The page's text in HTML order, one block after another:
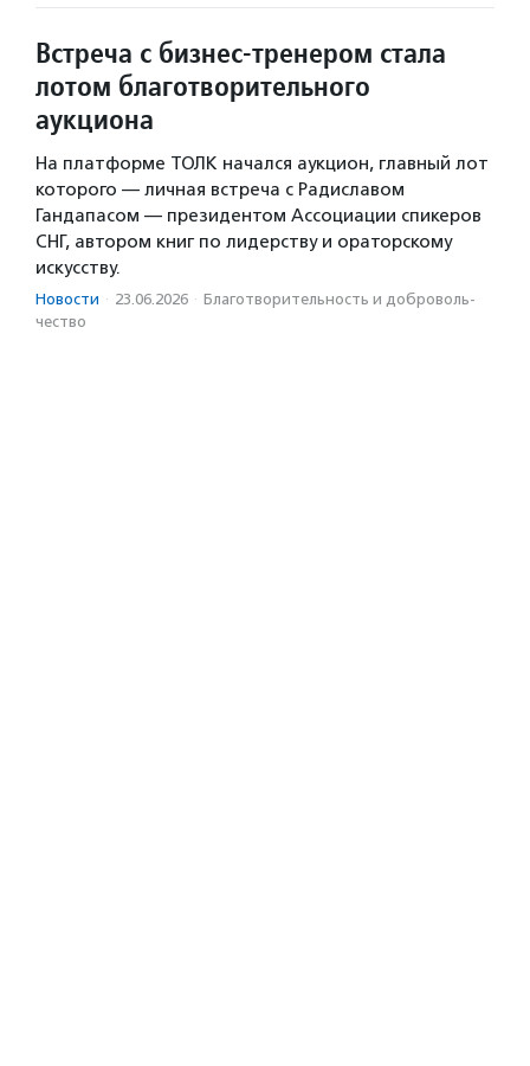
Встреча с бизнес-тренером стала
лотом благотворительного
аукциона
На платформе ТОЛК начался аукцион, главный лот
которого — личная встреча с Радиславом
Гандапасом — президентом Ассоциации спикеров
СНГ, автором книг по лидерству и ораторскому
искусству.
Новости · 23.06.2026 · Благотвори­тель­ность и доброволь­
чест­во